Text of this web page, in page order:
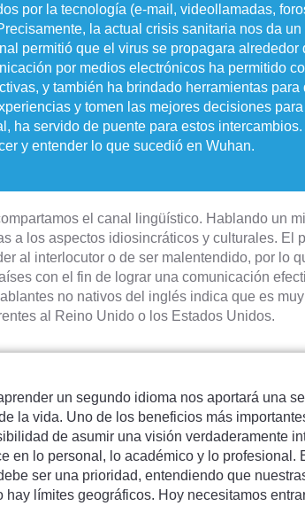
por la tecnología (e-mail, videollamadas,
la actual crisis sanitaria nos da
permitió que el virus se propagara alrededor
por medios electrónicos ha permitido
y también ha brindado herramientas
y tomen las mejores decisiones
ha servido de puente para estos
y entender lo que sucedió en Wuhan.
el canal lingüístico. Hablando un
a los aspectos idiosincráticos y culturales. El
al interlocutor o de ser malentendido, por lo
con el fin de lograr una comunicación
no nativos del inglés indica que es
al Reino Unido o los Estados Unidos.
un segundo idioma nos aportará una
la vida. Uno de los beneficios más
de asumir una visión verdaderamente
en lo personal, lo académico y lo profesional.
ser una prioridad, entendiendo que
hay límites geográficos. Hoy necesitamos